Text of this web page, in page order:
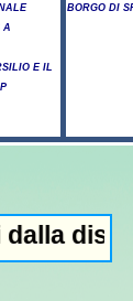
A
E IL
BORGO DI